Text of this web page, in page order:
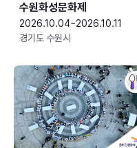
수원화성문화제
2026.10.04~2026.10.11
경기도 수원시